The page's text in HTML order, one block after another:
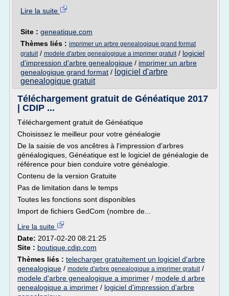
Lire la suite
Site : geneatique.com
Thèmes liés : imprimer un arbre genealogique grand format
gratuit/ modele d'arbre genealogique a imprimer gratuit/ logiciel
d'impression d'arbre genealogique / imprimer un arbre
genealogique grand format / logiciel d'arbre
genealogique gratuit
Téléchargement gratuit de Généatique 2017
| CDIP ...
Téléchargement gratuit de Généatique
Choisissez le meilleur pour votre généalogie
De la saisie de vos ancêtres à l'impression d'arbres
généalogiques, Généatique est le logiciel de généalogie de
référence pour bien conduire votre généalogie.
Contenu de la version Gratuite
Pas de limitation dans le temps
Toutes les fonctions sont disponibles
Import de fichiers GedCom (nombre de...
Lire la suite
Date: 2017-02-20 08:21:25
Site : boutique.cdip.com
Thèmes liés : telecharger gratuitement un logiciel d'arbre
genealogique / modele d'arbre genealogique a imprimer gratuit/
modele d'arbre genealogique a imprimer / modele d arbre
genealogique a imprimer / logiciel d'impression d'arbre